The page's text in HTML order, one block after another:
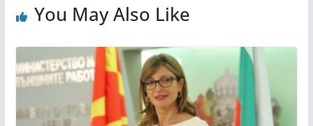
You May Also Like